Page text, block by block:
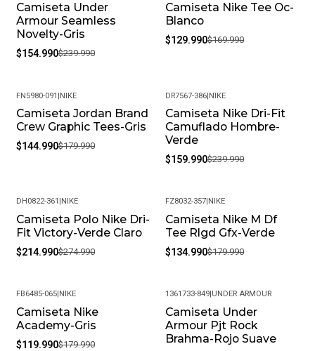
-35%
Camiseta Under
Armour Seamless
Novelty-Gris
$154.990$239.990
-24%
Camiseta Nike Tee Oc-
Blanco
$129.990$169.990
-19%
FN5980-091 |NIKE
Camiseta Jordan Brand
Crew Graphic Tees-Gris
$144.990$179.990
-33%
DR7567-386|NIKE
Camiseta Nike Dri-Fit
Camuflado Hombre-
Verde
$159.990$239.990
-22%
DH0822-361 NIKE
Camiseta Polo Nike Dri-
Fit Victory-Verde Claro
$214.990$274.990
-25%
FZ8032-357 NIKE
Camiseta Nike M Df
Tee Rlgd Gfx-Verde
$134.990$179.990
-33%
FB6485-065| NIKE
Camiseta Nike
Academy-Gris
$119.990$179.990
-36%
1361733-849 UNDER ARMOUR
Camiseta Under
Armour Pjt Rock
Brahma-Rojo Suave